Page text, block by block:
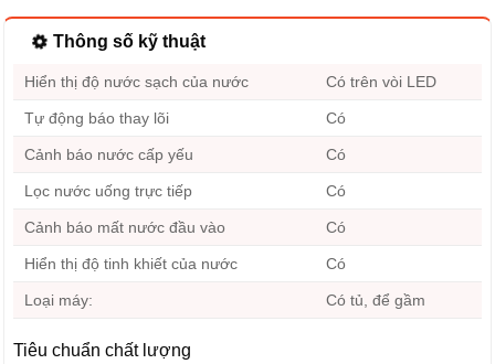
Thông số kỹ thuật
Hiển thị độ nước sạch của nước Có trên vòi LED
Tự động báo thay lõi Có
Cảnh báo nước cấp yếu Có
Lọc nước uống trực tiếp Có
Cảnh báo mất nước đầu vào Có
Hiển thị độ tinh khiết của nước Có
Loại máy: Có tủ, để gầm
Tiêu chuẩn chất lượng